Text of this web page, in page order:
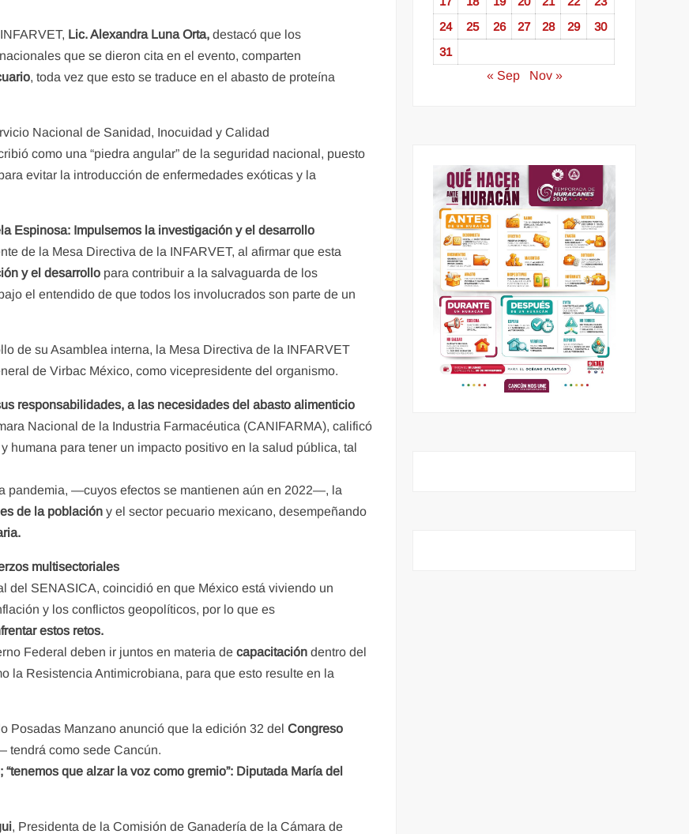
Lic. Alexandra Luna Orta,destacó que los
que se dieron cita en el evento, comparten
, toda vez que esto se traduce en el abasto de proteína
Nacional de Sanidad, Inocuidad y Calidad
como una “piedra angular” de la seguridad nacional, puesto
evitar la introducción de enfermedades exóticas y la
Espinosa: Impulsemos la investigación y el desarrollo
de la Mesa Directiva de la INFARVET, al afirmar que esta
y el desarrollo para contribuir a la salvaguarda de los
el entendido de que todos los involucrados son parte de un
de su Asamblea interna, la Mesa Directiva de la INFARVET
de Virbac México, como vicepresidente del organismo.
responsabilidades, a las necesidades del abasto alimenticio
Nacional de la Industria Farmacéutica (CANIFARMA), calificó
humana para tener un impacto positivo en la salud pública, tal
pandemia, —cuyos efectos se mantienen aún en 2022—, la
de la población y el sector pecuario mexicano, desempeñando
multisectoriales
del SENASICA, coincidió en que México está viviendo un
y los conflictos geopolíticos, por lo que es
estos retos.
Federal deben ir juntos en materia decapacitación dentro del
la Resistencia Antimicrobiana, para que esto resulte en la
Posadas Manzano anunció que la edición 32 delCongreso
como sede Cancún.
que alzar la voz como gremio”: Diputada María del
, Presidenta de la Comisión de Ganadería de la Cámara de
24
25 26 27 28 29
30
31
« Sep
Nov »